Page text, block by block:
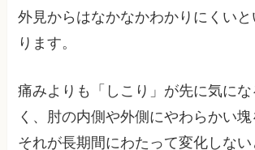
外見からはなかなかわかりにくい
ります。
痛みよりも「しこり」が先に気にな
く、肘の内側や外側にやわらかい塊
それが長期間にわたって変化しな